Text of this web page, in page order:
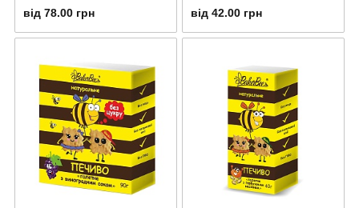
від 78.00 грн від 42.00 грн